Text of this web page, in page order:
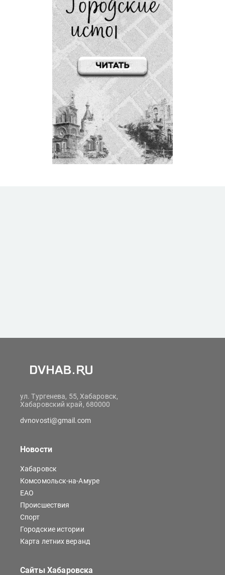
ул. Тургенева, 55, Хабаровск,
Хабаровский край, 680000
dvnovosti@gmail.com
Новости
Хабаровск
Комсомольск-на-Амуре
ЕАО
Происшествия
Спорт
Городские истории
Карта летних веранд
Сайты Хабаровска